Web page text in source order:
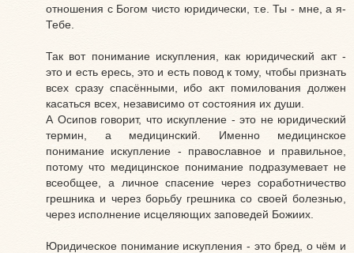
отношения с Богом чисто юридически, т.е. Ты - мне, а я-
Тебе.
Так вот понимание искупления, как юридический акт -
это и есть ересь, это и есть повод к тому, чтобы признать
всех сразу спасёнными, ибо акт помилования должен
касаться всех, независимо от состояния их души.
А Осипов говорит, что искупление - это не юридический
термин, а медицинский. Именно медицинское
понимание искупление - православное и правильное,
потому что медицинское понимание подразумевает не
всеобщее, а личное спасение через соработничество
грешника и через борьбу грешника со своей болезнью,
через исполнение исцеляющих заповедей Божиих.
Юридическое понимание искупления - это бред, о чём и